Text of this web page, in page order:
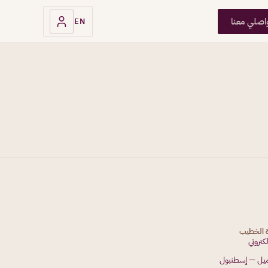
معنا EN
الخطيب
— إسطنبول